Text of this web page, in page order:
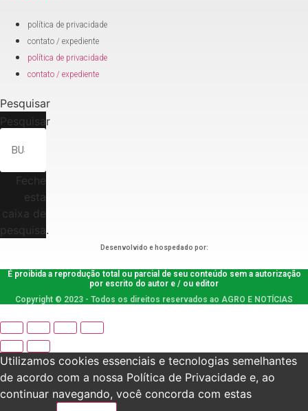
política de privacidade
contato / expediente
política de privacidade
contato / expediente
Pesquisar
Pesquisar
Feche
esta
caixa de
pesquisa.
Desenvolvido e hospedado por:
É proibida a reprodução total ou parcial de seu conteúdo sem a autorização
por escrito do autor e / ou editor
Copyright © 2023 - Todos os direitos reservados ao AGRO E NOTÍCIAS
Utilizamos cookies essenciais e tecnologias semelhantes
de acordo com a nossa Política de Privacidade e, ao
continuar navegando, você concorda com estas